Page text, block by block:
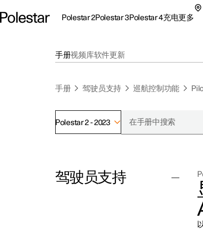
Polestar 2Polestar 3Polestar 4充电更多
联系我们
探索Polestar 3
公共充电
车主服务
手册视频库软件更新
手册 驾驶员支持 巡航控制功能
Polestar 2 - 2023
驾驶员支持